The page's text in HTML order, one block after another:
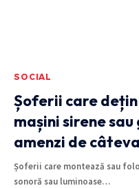
SOCIAL
Șoferii care
mașini sirene
amenzi de
Șoferii care montează sau
sonoră sau luminoase…